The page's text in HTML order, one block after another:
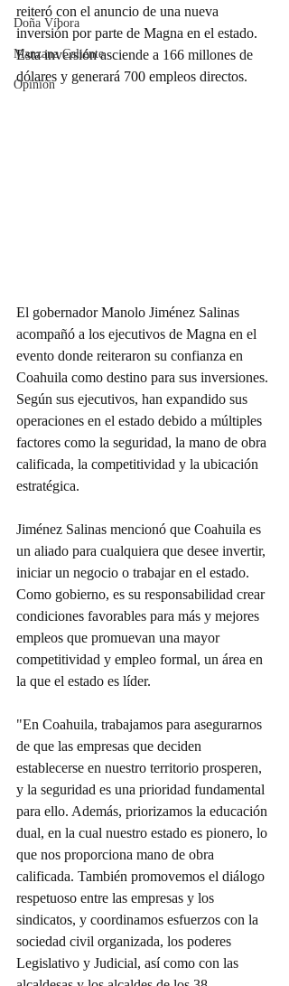
Doña Víbora
Manzana Caliente
Opinión
reiteró con el anuncio de una nueva
inversión por parte de Magna en el estado.
Esta inversión asciende a 166 millones de
dólares y generará 700 empleos directos.
El gobernador Manolo Jiménez Salinas
acompañó a los ejecutivos de Magna en el
evento donde reiteraron su confianza en
Coahuila como destino para sus inversiones.
Según sus ejecutivos, han expandido sus
operaciones en el estado debido a múltiples
factores como la seguridad, la mano de obra
calificada, la competitividad y la ubicación
estratégica.
Jiménez Salinas mencionó que Coahuila es
un aliado para cualquiera que desee invertir,
iniciar un negocio o trabajar en el estado.
Como gobierno, es su responsabilidad crear
condiciones favorables para más y mejores
empleos que promuevan una mayor
competitividad y empleo formal, un área en
la que el estado es líder.
"En Coahuila, trabajamos para asegurarnos
de que las empresas que deciden
establecerse en nuestro territorio prosperen,
y la seguridad es una prioridad fundamental
para ello. Además, priorizamos la educación
dual, en la cual nuestro estado es pionero, lo
que nos proporciona mano de obra
calificada. También promovemos el diálogo
respetuoso entre las empresas y los
sindicatos, y coordinamos esfuerzos con la
sociedad civil organizada, los poderes
Legislativo y Judicial, así como con las